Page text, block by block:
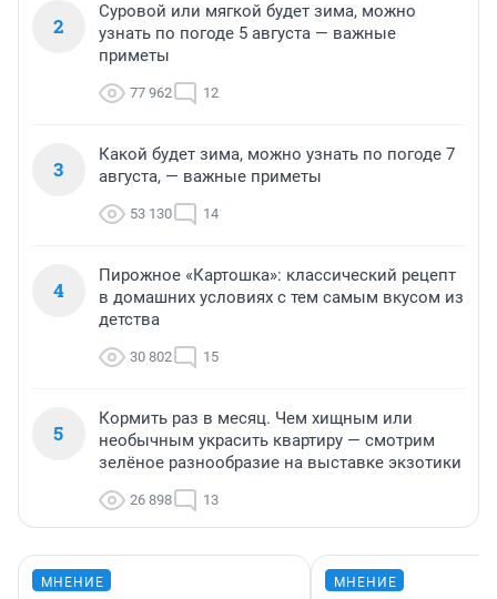
2
Суровой или мягкой будет зима, можно
узнать по погоде 5 августа — важные
приметы
77 962 12
3
Какой будет зима, можно узнать по погоде 7
августа, — важные приметы
53 130 14
4
Пирожное «Картошка»: классический рецепт
в домашних условиях с тем самым вкусом из
детства
30 802 15
5
Кормить раз в месяц. Чем хищным или
необычным украсить квартиру — смотрим
зелёное разнообразие на выставке экзотики
26 898 13
МНЕНИЕ МНЕНИЕ